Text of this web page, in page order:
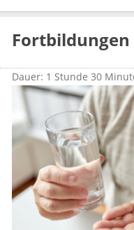
Fortbildungen
Dauer: 1 Stunde 30